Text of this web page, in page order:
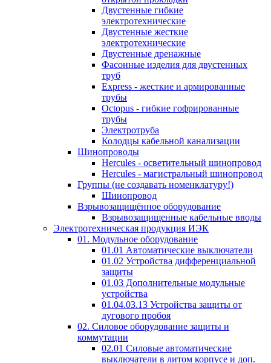
Двустенные гибкие
электротехнические
Двустенные жесткие
электротехнические
Двустенные дренажные
Фасонные изделия для двустенных
труб
Express - жесткие и армированные
трубы
Octopus - гибкие гофрированные
трубы
Электротруба
Колодцы кабельной канализации
Шинопроводы
Hercules - осветительный шинопровод
Hercules - магистральный шинопровод
Группы (не создавать номенклатуру!)
Шинопровод
Взрывозащищённое оборудование
Взрывозащищенные кабельные вводы
Электротехническая продукция ИЭК
01. Модульное оборудование
01.01 Автоматические выключатели
01.02 Устройства дифференциальной
защиты
01.03 Дополнительные модульные
устройства
01.04.03.13 Устройства защиты от
дугового пробоя
02. Силовое оборудование защиты и
коммутации
02.01 Силовые автоматические
выключатели в литом корпусе и доп.